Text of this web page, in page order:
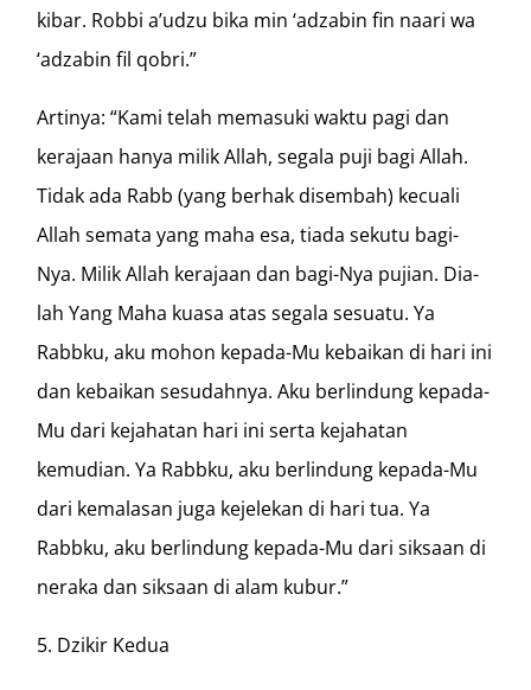
kibar. Robbi a’udzu bika min ‘adzabin fin naari wa
‘adzabin fil qobri.”
Artinya: “Kami telah memasuki waktu pagi dan
kerajaan hanya milik Allah, segala puji bagi Allah.
Tidak ada Rabb (yang berhak disembah) kecuali
Allah semata yang maha esa, tiada sekutu bagi-
Nya. Milik Allah kerajaan dan bagi-Nya pujian. Dia-
lah Yang Maha kuasa atas segala sesuatu. Ya
Rabbku, aku mohon kepada-Mu kebaikan di hari ini
dan kebaikan sesudahnya. Aku berlindung kepada-
Mu dari kejahatan hari ini serta kejahatan
kemudian. Ya Rabbku, aku berlindung kepada-Mu
dari kemalasan juga kejelekan di hari tua. Ya
Rabbku, aku berlindung kepada-Mu dari siksaan di
neraka dan siksaan di alam kubur.”
Dzikir Kedua